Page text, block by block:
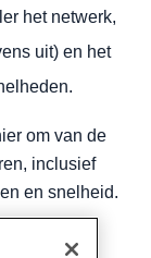
het netwerk,
uit) en het
om van de
inclusief
en snelheid.